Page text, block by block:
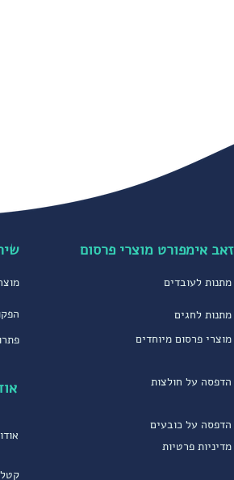
מתנות לעובדים
מתנות לחגים
מוצרי פרסום מיוחדים
הדפסה על חולצות
הדפסה על כובעים
מדיניות פרטיות
זאב אימפורט מוצרי פרסום